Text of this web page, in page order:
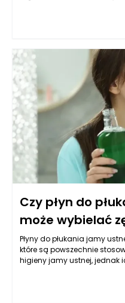
podłoże mięśniowe,
ostrowiec” często
problemami. Terapia
identyfikacji i leczeniu
wyniku obecności blizn,
równowagi w ciele.
specjalistą, takim jak Jan
zmniejszenia dolegliwości,
powrót do pełnej sprawności
Czy płyn do
może wybielać
Płyny do płukania jamy
które są powszechnie
higieny jamy ustnej, jednak